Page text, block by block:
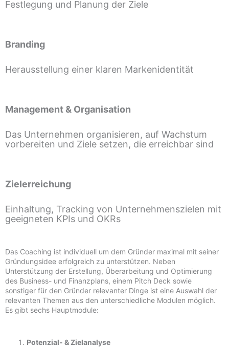
Festlegung und Planung der Ziele
Branding
Herausstellung einer klaren Markenidentität
Management & Organisation
Das Unternehmen organisieren, auf Wachstum
vorbereiten und Ziele setzen, die erreichbar sind
Zielerreichung
Einhaltung, Tracking von Unternehmenszielen mit
geeigneten KPIs und OKRs
Das Coaching ist individuell um dem Gründer maximal mit seiner
Gründungsidee erfolgreich zu unterstützen. Neben
Unterstützung der Erstellung, Überarbeitung und Optimierung
des Business- und Finanzplans, einem Pitch Deck sowie
sonstiger für den Gründer relevanter Dinge ist eine Auswahl der
relevanten Themen aus den unterschiedliche Modulen möglich.
Es gibt sechs Hauptmodule:
Potenzial- &Zielanalyse